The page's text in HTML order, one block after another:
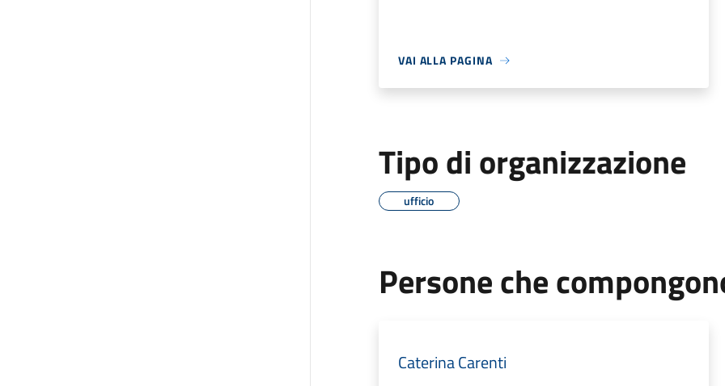
VAI ALLA PAGINA
Tipo di organizzazione
ufficio
Persone che
Caterina Carenti